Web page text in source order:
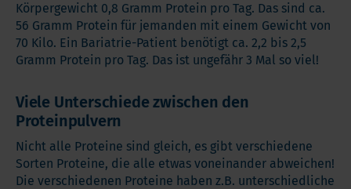
Körpergewicht 0,8 Gramm Protein pro Tag. Das sind ca.
56 Gramm Protein für jemanden mit einem Gewicht von
70 Kilo. Ein Bariatrie-Patient benötigt ca. 2,2 bis 2,5
Gramm Protein pro Tag. Das ist ungefähr 3 Mal so viel!
Viele Unterschiede zwischen den
Proteinpulvern
Nicht alle Proteine sind gleich, es gibt verschiedene
Sorten Proteine, die alle etwas voneinander abweichen!
Die verschiedenen Proteine haben z.B. unterschiedliche